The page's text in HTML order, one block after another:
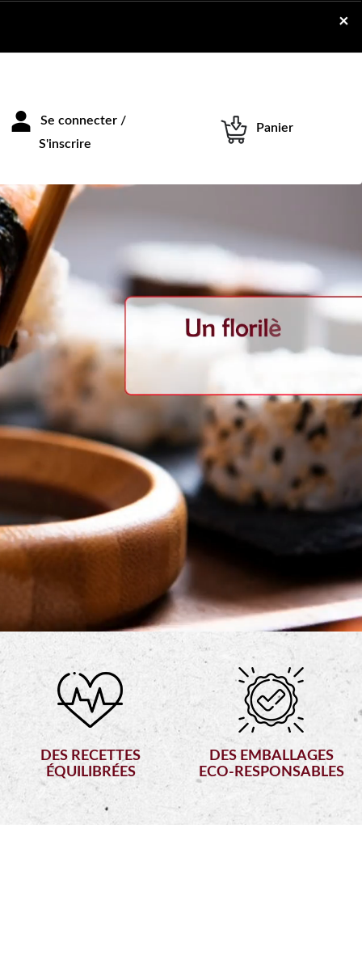
×
Se connecter /
S'inscrire
Panier
DES RECETTES
ÉQUILIBRÉES
DES EMBALLAGES
ECO-RESPONSABLES